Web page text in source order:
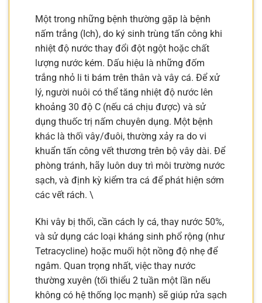
Một trong những bệnh thường gặp là bệnh
nấm trắng (Ich), do ký sinh trùng tấn công khi
nhiệt độ nước thay đổi đột ngột hoặc chất
lượng nước kém. Dấu hiệu là những đốm
trắng nhỏ li ti bám trên thân và vây cá. Để xử
lý, người nuôi có thể tăng nhiệt độ nước lên
khoảng 30 độ C (nếu cá chịu được) và sử
dụng thuốc trị nấm chuyên dụng. Một bệnh
khác là thối vây/đuôi, thường xảy ra do vi
khuẩn tấn công vết thương trên bộ vây dài. Để
phòng tránh, hãy luôn duy trì môi trường nước
sạch, và định kỳ kiểm tra cá để phát hiện sớm
các vết rách. \
Khi vây bị thối, cần cách ly cá, thay nước 50%,
và sử dụng các loại kháng sinh phổ rộng (như
Tetracycline) hoặc muối hột nồng độ nhẹ để
ngâm. Quan trọng nhất, việc thay nước
thường xuyên (tối thiểu 2 tuần một lần nếu
không có hệ thống lọc mạnh) sẽ giúp rửa sạch